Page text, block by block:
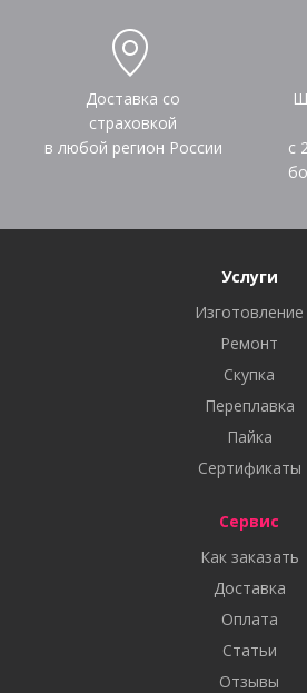
Доставка со
страховкой
в любой регион России
с
Услуги
Изготовление
Ремонт
Скупка
Переплавка
Пайка
Сертификаты
Сервис
Как заказать
Доставка
Оплата
Статьи
Отзывы